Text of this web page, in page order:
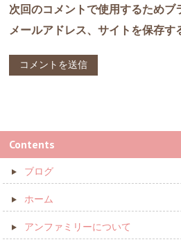
次回のコメントで使用するためブ
メールアドレス、サイトを保存す
Contents
ブログ
ホーム
アンファミリーについて